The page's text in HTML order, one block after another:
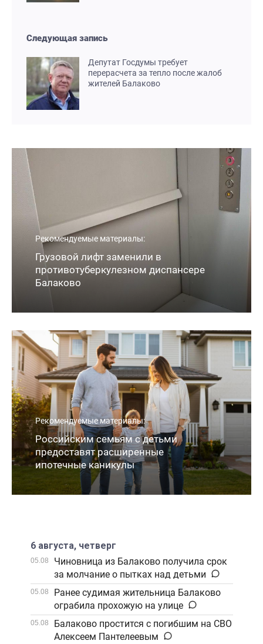
Следующая запись
Депутат Госдумы требует
перерасчета за тепло после жалоб
жителей Балаково
Рекомендуемые материалы:
Грузовой лифт заменили в
противотуберкулезном диспансере
Балаково
Рекомендуемые материалы:
Российским семьям с детьми
предоставят расширенные
ипотечные каникулы
6 августа, четверг
05.08
Чиновница из Балаково получила срок
за молчание о пытках над детьми
05.08
Ранее судимая жительница Балаково
ограбила прохожую на улице
05.08
Балаково простится с погибшим на СВО
Алексеем Пантелеевым